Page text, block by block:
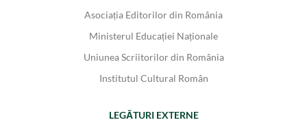
Asociația Editorilor din România
Ministerul Educației Naționale
Uniunea Scriitorilor din România
Institutul Cultural Român
LEGĂTURI EXTERNE